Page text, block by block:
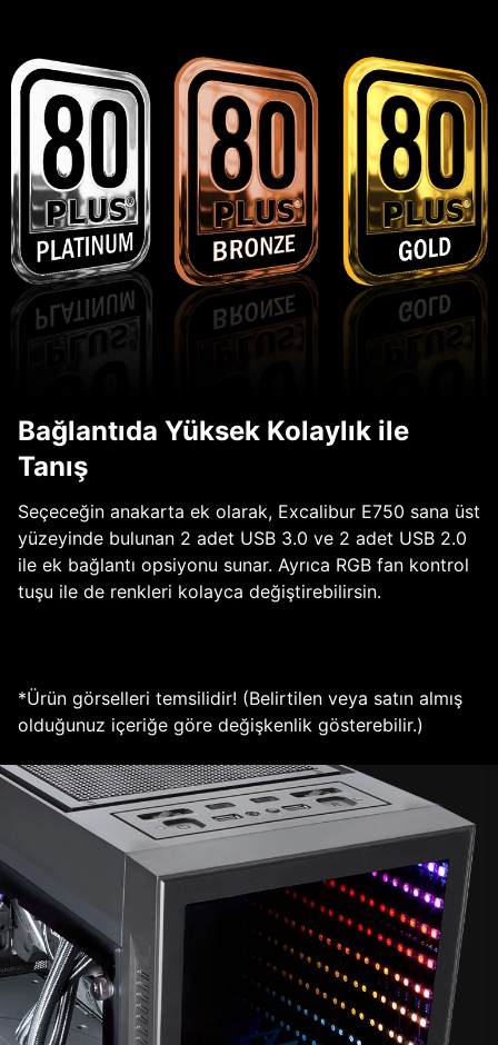
Bağlantıda Yüksek Kolaylık ile
Tanış
Seçeceğin anakarta ek olarak, Excalibur E750 sana üst
yüzeyinde bulunan 2 adet USB 3.0 ve 2 adet USB 2.0
ile ek bağlantı opsiyonu sunar. Ayrıca RGB fan kontrol
tuşu ile de renkleri kolayca değiştirebilirsin.
*Ürün görselleri temsilidir! (Belirtilen veya satın almış
olduğunuz içeriğe göre değişkenlik gösterebilir.)